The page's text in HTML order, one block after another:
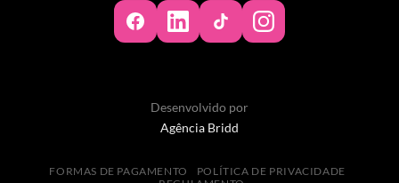
Desenvolvido por
Agência Bridd
FORMAS DE PAGAMENTO
POLÍTICA DE PRIVACIDADE